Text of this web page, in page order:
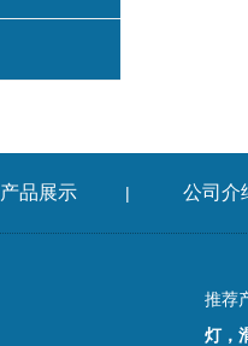
产品展示 | 公司介
推荐
灯，